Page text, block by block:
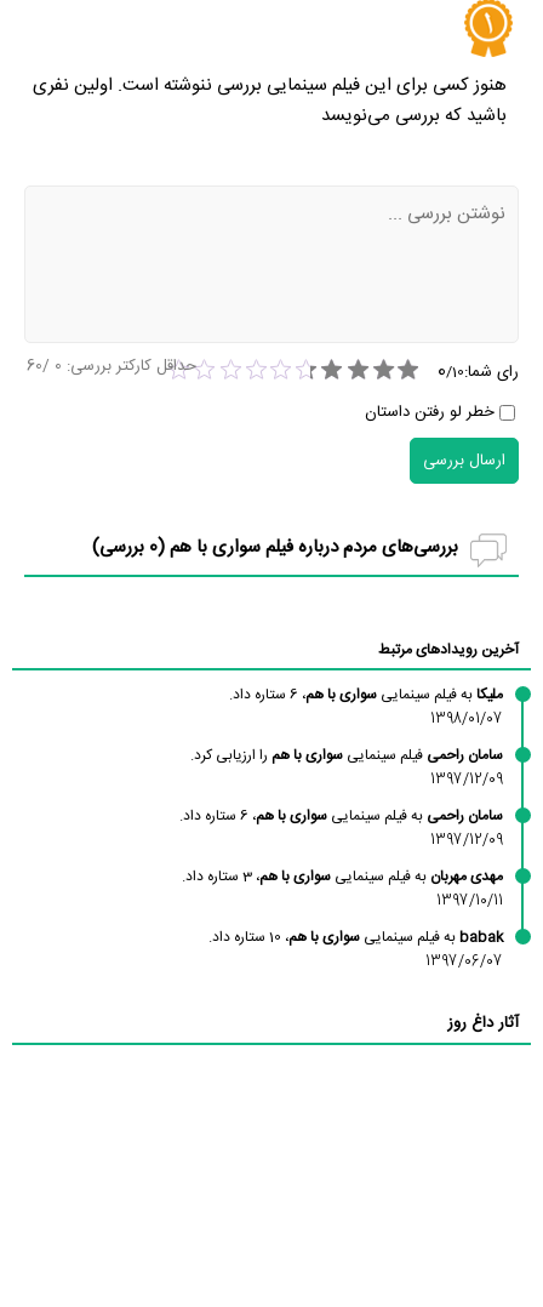
هنوز کسی برای این فیلم سینمایی بررسی ننوشته است. اولین نفری
باشید که بررسی می‌نویسد
رای شما: 0/10
خطر لو رفتن داستان
حداقل کارکتر بررسی: 0
/60
ارسال بررسی
بررسی‌های مردم درباره فیلم سواری با هم (0 بررسی)
آخرین رویدادهای مرتبط
ملیکابه فیلم سینمایی سواری با هم، 6 ستاره داد.
1398/01/07
سامان راحمی فیلم سینمایی سواری با هم را ارزیابی کرد.
1397/12/09
سامان راحمی به فیلم سینمایی سواری با هم، 6 ستاره داد.
1397/12/09
مهدی مهربان به فیلم سینمایی سواری با هم، 3 ستاره داد.
1397/10/11
babakبه فیلم سینمایی سواری با هم، 10 ستاره داد.
1397/06/07
آثار داغ روز